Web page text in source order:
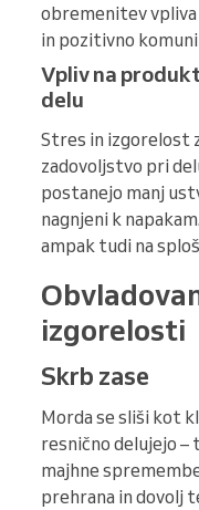
obremenitev vpliva
in pozitivno
Vpliv na
delu
Stres in izgorelost
zadovoljstvo pri
postanejo manj
nagnjeni k
ampak tudi na
izgorelosti
Skrb zase
Morda se sliši kot
resnično delujejo
majhne
prehrana in dovolj